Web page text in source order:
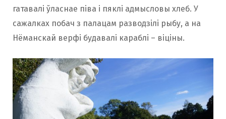
гатавалі ўласнае піва і пяклі адмысловы хлеб. У
сажалках побач з палацам разводзілі рыбу, а на
Нёманскай верфі будавалі караблі – віціны.